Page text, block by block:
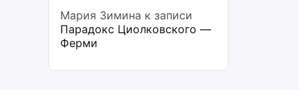
Мария Зимина к записи
Парадокс Циолковского —
Ферми